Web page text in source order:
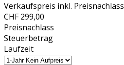
Verkaufspreis inkl. Preisnachlass
CHF 299,00
Preisnachlass
Steuerbetrag
Laufzeit